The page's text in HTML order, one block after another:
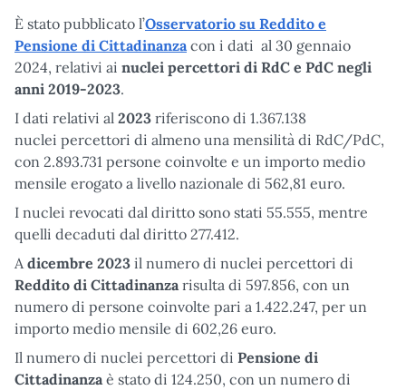
È stato pubblicato l’Osservatorio su Reddito e
Pensione di Cittadinanza con i dati al 30 gennaio
2024, relativi ai nuclei percettori di RdC e PdC negli
anni 2019-2023.
I dati relativi al 2023 riferiscono di 1.367.138
nuclei percettori di almeno una mensilità di RdC/PdC,
con 2.893.731 persone coinvolte e un importo medio
mensile erogato a livello nazionale di 562,81 euro.
I nuclei revocati dal diritto sono stati 55.555, mentre
quelli decaduti dal diritto 277.412.
A dicembre 2023 il numero di nuclei percettori di
Reddito di Cittadinanza risulta di 597.856, con un
numero di persone coinvolte pari a 1.422.247, per un
importo medio mensile di 602,26 euro.
Il numero di nuclei percettori di Pensione di
Cittadinanza è stato di 124.250, con un numero di